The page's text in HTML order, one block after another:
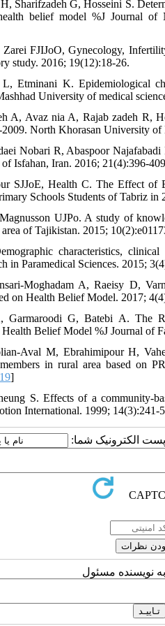
Sharifzadeh G, Hosseini S.
belief model %J Journal
FJIJoO, Gynecology,
study. 2016; 19(12):18-26.
Etminani K. Epidemiological
University of medical
A, Avaz nia A, Rajab zadeh R,
North Khorasan University
Nobari R, Abaspoor
Isfahan, Iran. 2016; 21(4):396-
SJJoE, Health C. The Effect
Schools Students of Tabriz in
UJPo. A study of
of Tajikistan. 2015;
characteristics,
in Paramedical Sciences. 2015;
Moghadam A, Raeisy D,
on Health Belief Model. 2017;
Garmaroodi G, Batebi A. The
Belief Model %J Journal of
Aval M, Ebrahimipour H,
in rural area based on
]
S. Effects of a community-
International. 1999; 14(3):241-
پست الکترونیک شما:
نویسنده مسئول